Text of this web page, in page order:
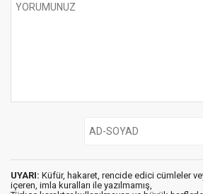
UYARI: Küfür, hakaret, rencide edici cümleler
içeren, imla kuralları ile yazılmamış,